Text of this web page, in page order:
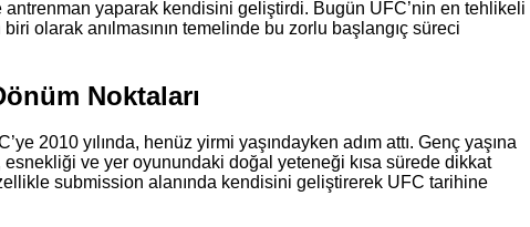
antrenman yaparak kendisini geliştirdi. Bugün UFC’nin en tehlikeli
olarak anılmasının temelinde bu zorlu başlangıç süreci
Noktaları
2010 yılında, henüz yirmi yaşındayken adım attı. Genç yaşına
esnekliği ve yer oyunundaki doğal yeteneği kısa sürede dikkat
submission alanında kendisini geliştirerek UFC tarihine